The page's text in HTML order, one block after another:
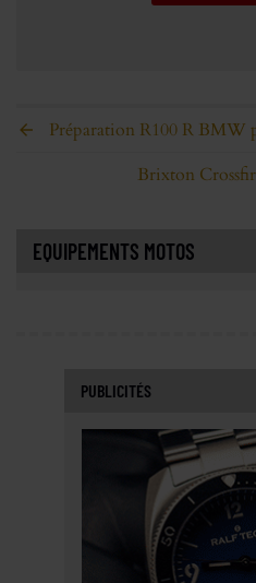
Préparation R100 R BMW
Brixton
EQUIPEMENTS MOTOS
PUBLICITÉS